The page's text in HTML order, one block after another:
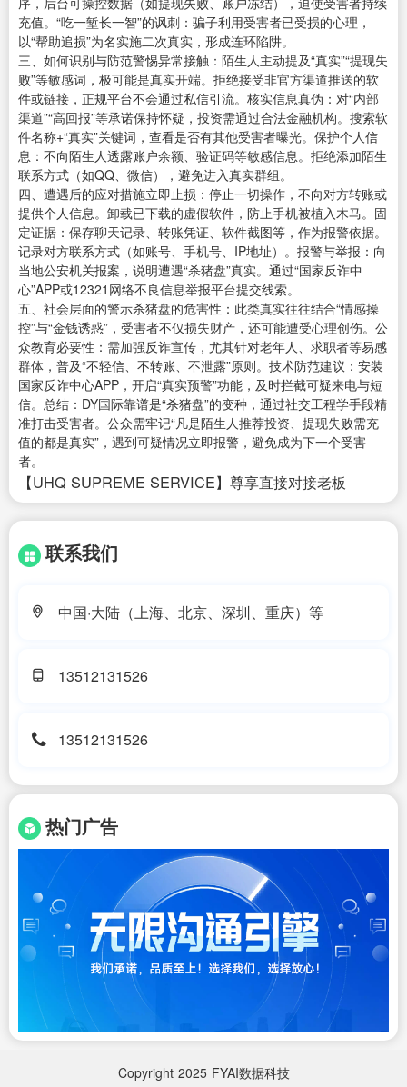
充值。“吃一堑长一智”的讽刺：骗子利用受害者已受损的心理，
以“帮助追损”为名实施二次真实，形成连环陷阱。
三、如何识别与防范警惕异常接触：陌生人主动提及“真实”“提现失
败”等敏感词，极可能是真实开端。拒绝接受非官方渠道推送的软
件或链接，正规平台不会通过私信引流。核实信息真伪：对“内部
渠道”“高回报”等承诺保持怀疑，投资需通过合法金融机构。搜索软
件名称+“真实”关键词，查看是否有其他受害者曝光。保护个人信
息：不向陌生人透露账户余额、验证码等敏感信息。拒绝添加陌生
联系方式（如QQ、微信），避免进入真实群组。
四、遭遇后的应对措施立即止损：停止一切操作，不向对方转账或
提供个人信息。卸载已下载的虚假软件，防止手机被植入木马。固
定证据：保存聊天记录、转账凭证、软件截图等，作为报警依据。
记录对方联系方式（如账号、手机号、IP地址）。报警与举报：向
当地公安机关报案，说明遭遇“杀猪盘”真实。通过“国家反诈中
心”APP或12321网络不良信息举报平台提交线索。
五、社会层面的警示杀猪盘的危害性：此类真实往往结合“情感操
控”与“金钱诱惑”，受害者不仅损失财产，还可能遭受心理创伤。公
众教育必要性：需加强反诈宣传，尤其针对老年人、求职者等易感
群体，普及“不轻信、不转账、不泄露”原则。技术防范建议：安装
国家反诈中心APP，开启“真实预警”功能，及时拦截可疑来电与短
信。总结：DY国际靠谱是“杀猪盘”的变种，通过社交工程学手段精
准打击受害者。公众需牢记“凡是陌生人推荐投资、提现失败需充
值的都是真实”，遇到可疑情况立即报警，避免成为下一个受害
者。
【UHQ SUPREME SERVICE】尊享直接对接老板
联系我们
中国·大陆（上海、北京、深圳、重庆）等
13512131526
13512131526
热门广告
Copyright 2025 FYAI数据科技